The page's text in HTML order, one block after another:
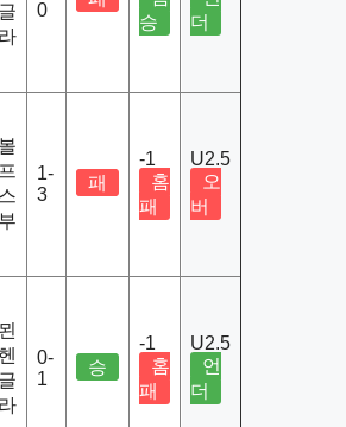
글
라
0
승
더
볼
프
스
부
1-
3
패
-1
홈
패
U2.5
오
버
묀
헨
글
라
0-
1
승
-1
홈
패
U2.5
언
더